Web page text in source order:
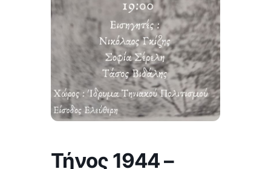
Τήνος 1944 –